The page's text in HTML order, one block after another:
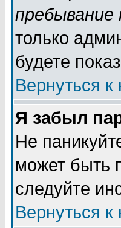
только
будете
Вернуться к
Я забыл
Не
может быть
следуйте
Вернуться к